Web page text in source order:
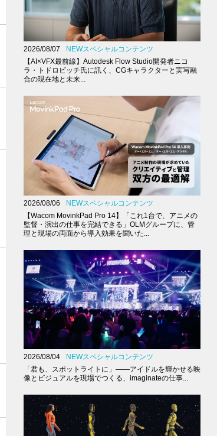
2026/08/07
NEWスペシャルコンテンツ
【AI×VFX最前線】Autodesk Flow Studio開発者ニコ
ラ・トドロビッチ氏に訊く、CGキャラクターと実写融
合の現在地と未来...
2026/08/06
NEWスペシャルコンテンツ
【Wacom MovinkPad Pro 14】「これ1台で、アニメの
監督・演出の仕事を完結できる」OLMグループに、管
理と現場の両面から導入効果を聞いた...
2026/08/04
NEWスペシャルコンテンツ
「君も、スポットライトに」――アイドルを輝かせる映
像とビジュアルを現場でつくる、imaginateの仕事...